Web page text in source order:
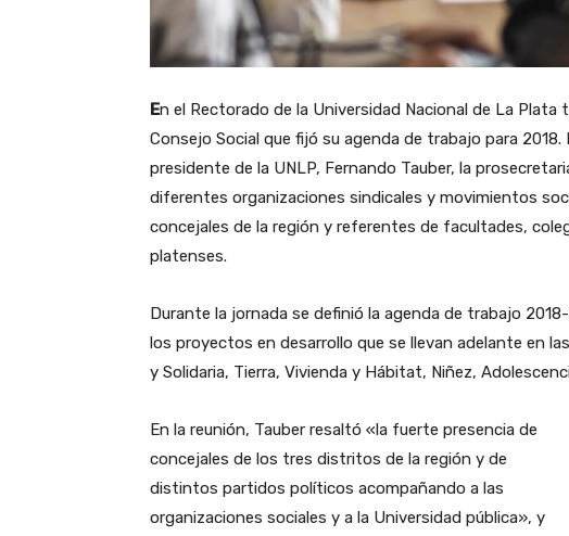
En el Rectorado de la Universidad Nacional de La Plata
Consejo Social que fijó su agenda de trabajo para
presidente de la UNLP, Fernando Tauber, la
diferentes organizaciones sindicales y movimientos
concejales de la región y referentes de facultades,
platenses.
Durante la jornada se definió la agenda de trabajo
los proyectos en desarrollo que se llevan adelante en
y Solidaria, Tierra, Vivienda y Hábitat, Niñez,
En la reunión, Tauber resaltó «la fuerte presencia de
concejales de los tres distritos de la región y de
distintos partidos políticos acompañando a las
organizaciones sociales y a la Universidad pública», y